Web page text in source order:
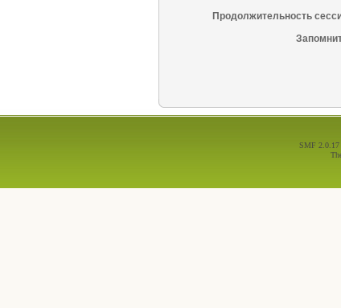
Продолжительность
SMF 2.0.17